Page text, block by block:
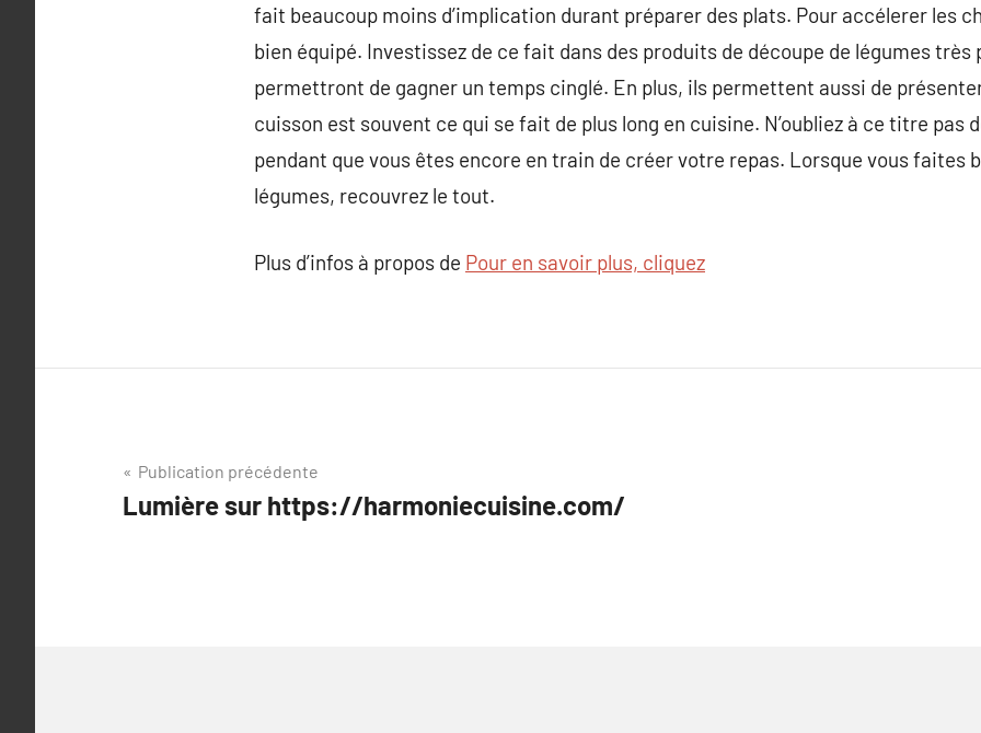
fait beaucoup moins d’implication durant préparer des plats. Pour accélerer les
bien équipé. Investissez de ce fait dans des produits de découpe de légumes très
permettront de gagner un temps cinglé. En plus, ils permettent aussi de
cuisson est souvent ce qui se fait de plus long en cuisine. N’oubliez à ce titre pas
pendant que vous êtes encore en train de créer votre repas. Lorsque vous faites
légumes, recouvrez le tout.
Plus d’infos à propos de Pour en savoir plus, cliquez
Navigation
de
Publication précédente
Lumière sur https://harmoniecuisine.com/